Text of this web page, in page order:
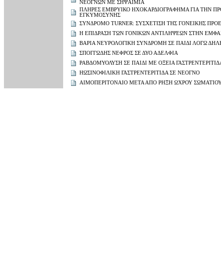
ΝΕΟΓΝΩΝ ΜΕ ΣΗΨΑΙΜΙΑ
ΠΛΗΡΕΣ ΕΜΒΡΥΙΚΟ ΗΧΟΚΑΡΔΙΟΓΡΑΦΗΜΑ ΓΙΑ ΤΗΝ
ΕΓΚΥΜΟΣΥΝΗΣ
ΣΥΝΔΡΟΜΟ TURNER: ΣΥΣΧΕΤΙΣΗ ΤΗΣ ΓΟΝΕΙΚΗΣ
Η ΕΠΙΔΡΑΣΗ ΤΩΝ ΓΟΝΙΚΩΝ ΑΝΤΙΛΗΨΕΩΝ ΣΤΗΝ
ΒΑΡΙΑ ΝΕΥΡΟΛΟΓΙΚΗ ΣΥΝΔΡΟΜΗ ΣΕ ΠΑΙΔΙ ΛΟΓΩ
ΣΠΟΓΓΩΔΗΣ ΝΕΦΡΟΣ ΣΕ ΔΥΟ ΑΔΕΛΦΙΑ
ΡΑΒΔΟΜΥΟΛΥΣΗ ΣΕ ΠΑΙΔΙ ΜΕ ΟΞΕΙΑ
ΗΩΣΙΝΟΦΙΛΙΚΗ ΓΑΣΤΡΕΝΤΕΡΙΤΙΔΑ ΣΕ ΝΕΟΓΝΟ
ΑΙΜΟΠΕΡΙΤΟΝΑΙΟ ΜΕΤΑ ΑΠΟ ΡΗΞΗ ΩΧΡΟΥ